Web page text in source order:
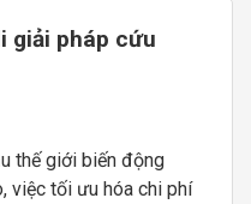
giải pháp cứu
thế giới biến động
việc tối ưu hóa chi phí